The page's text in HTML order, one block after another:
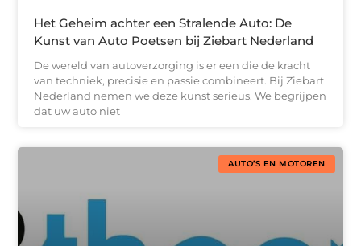
Het Geheim achter een Stralende Auto: De
Kunst van Auto Poetsen bij Ziebart Nederland
De wereld van autoverzorging is er een die de kracht
van techniek, precisie en passie combineert. Bij Ziebart
Nederland nemen we deze kunst serieus. We begrijpen
dat uw auto niet
AUTO’S EN MOTOREN